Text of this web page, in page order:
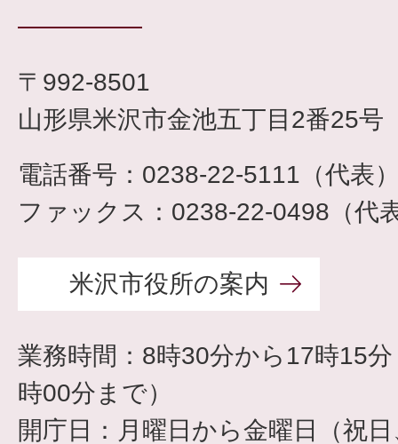
〒992-8501
山形県米沢市金池五丁目2番25号
電話番号：0238-22-5111（代表
ファックス：0238-22-0498（代
米沢市役所の案内
業務時間：8時30分から17時15
時00分まで）
開庁日：月曜日から金曜日（祝